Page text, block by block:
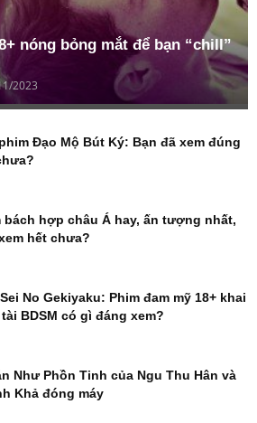
nóng bỏng mắt để bạn “chill”
2023
Đạo Mộ Bút Ký: Bạn đã xem đúng
bách hợp châu Á hay, ấn tượng nhất,
hết chưa?
No Gekiyaku: Phim đam mỹ 18+ khai
BDSM có gì đáng xem?
Như Phồn Tinh của Ngu Thu Hân và
Khả đóng máy